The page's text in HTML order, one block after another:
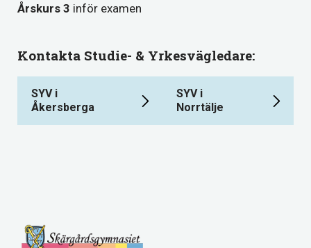
Årskurs 3 inför examen
Kontakta Studie- & Yrkesvägledare:
SYV i
Åkersberga
SYV i
Norrtälje